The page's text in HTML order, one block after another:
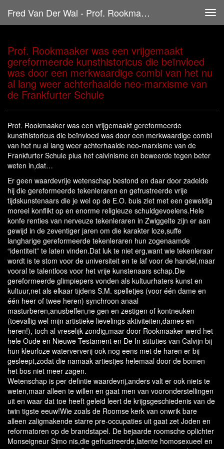
Fred Van Der Wal - Prof. Rookmaaker Was Een Vrijgemaakt Gereformeerde Kunsthistoricus Die Beïnvloed Was Door Een Merkwaardige Combi Van Het Nu Al Lang Weer Achterhaalde Neo-Marxisme Van De Frankfurter Schule
Prof. Rookmaaker was een vrijgemaakt
gereformeerde kunsthistoricus die beïnvloed
was door een merkwaardige combi van het nu
al lang weer achterhaalde neo-marxisme van
de Frankfurter Schule
Prof. Rookmaaker was een vrijgemaakt gereformeerde
kunsthistoricus die beïnvloed was door een merkwaardige combi
van het nu al lang weer achterhaalde neo-marxisme van de
Frankfurter Schule plus het calvinisme en beweerde tegen beter
weten in,dat…
Er geen waardevrije wetenschap bestond en daar door zadelde
hij die gereformeerde tekenleraren en gefrustreerde vrije
tijdskunstenaars die je wel op de E.O. buis ziet met een geweldig
moreel konflikt op en enorme religieuze schuldgevoelens.Hele
konfe renties van nerveuze tekenleraren in Zwiggelte zijn er aan
gewijd in de zeventiger jaren om die karakter loze,suffe
langharige gereformeerde tekenleraren hun zogenaamde
“identiteit” te laten vinden.Dat luk te niet erg,want wie tekenleraar
wordt is te stom voor de universiteit en te laf voor de handel,maar
vooral te talentloos voor het vrije kunstenaars schap.Die
gereformeerde glimpiepers vonden als kultuurhaters kunst en
kultuur,net als elkaar tijdens S.M. spelletjes (voor één dame en
één heer of twee heren) synchroon anaal
masturberen,anusbeffen,ne gen en zestigen of kontneuken
(toevallig wel mijn artistieke lievelings aktiviteiten,dames en
heren!), toch al vreselijk zondig,maar door Rookmaaker werd het
hele Oude en Nieuwe Testament en De In stituties van Calvijn bij
hun kleurloze waterververij ook nog eens met de haren er bij
gesleept,zodat die namaak artiestjes helemaal door de bomen
het bos niet meer zagen.
Wetenschap is per defintie waardevrij,anders valt er ook niets te
weten,maar alleen te willen en gaat men van vooronderstellingen
uit en waar dat toe heeft geleid leert de krijgsgeschiedenis van de
twin tigste eeuw!Wie zoals de Roomse kerk van onwrik bare
alleen zaligmakende starre pre-occupaties uit gaat zet Joden en
reformatoren op de brandstapel. De bejaarde roomsche oplichter
Monseigneur Simo nis,die gefrustreerde,latente homosexueel en